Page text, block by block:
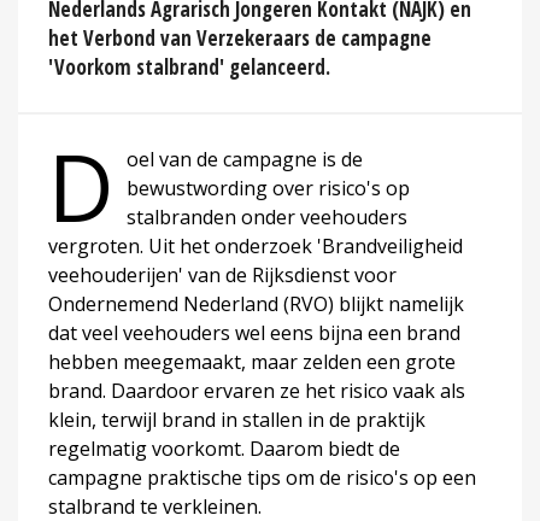
Nederlands Agrarisch Jongeren Kontakt (NAJK) en
het Verbond van Verzekeraars de campagne
'Voorkom stalbrand' gelanceerd.
D
oel van de campagne is de
bewustwording over risico's op
stalbranden onder veehouders
vergroten. Uit het onderzoek 'Brandveiligheid
veehouderijen' van de Rijksdienst voor
Ondernemend Nederland (RVO) blijkt namelijk
dat veel veehouders wel eens bijna een brand
hebben meegemaakt, maar zelden een grote
brand. Daardoor ervaren ze het risico vaak als
klein, terwijl brand in stallen in de praktijk
regelmatig voorkomt. Daarom biedt de
campagne praktische tips om de risico's op een
stalbrand te verkleinen.